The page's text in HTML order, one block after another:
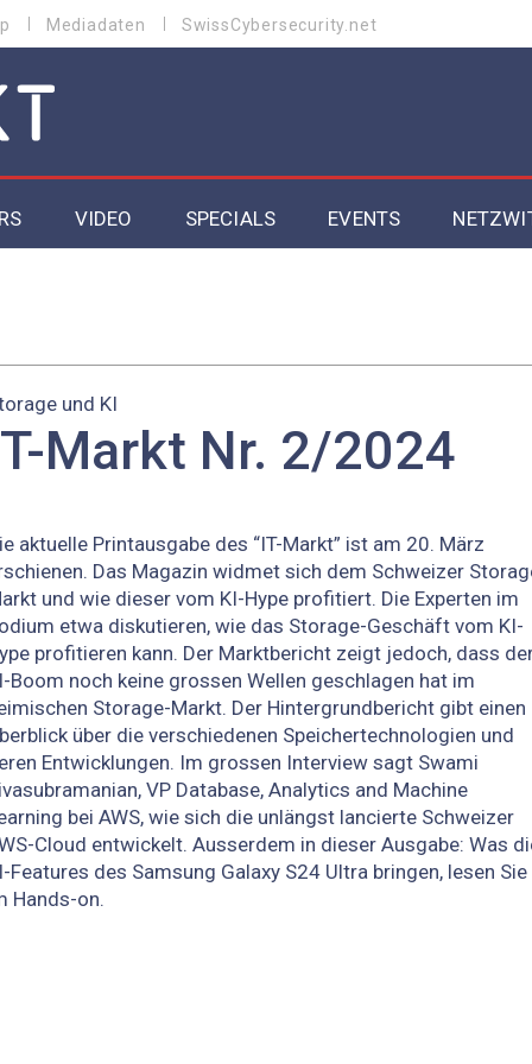
Mediadaten SwissCybersecurity.net
VIDEO SPECIALS
Artificial Intelligence 2025
EVENTS
und KI
Markt Nr. 2/2024
aktuelle Printausgabe des “IT-Markt” ist am 20. März
Das Magazin widmet sich dem Schweizer
und wie dieser vom KI-Hype profitiert. Die Experten im
etwa diskutieren, wie das Storage-Geschäft vom KI-
profitieren kann. Der Marktbericht zeigt jedoch, dass
Boom noch keine grossen Wellen geschlagen hat im
Storage-Markt. Der Hintergrundbericht gibt einen
über die verschiedenen Speichertechnologien und
Entwicklungen. Im grossen Interview sagt Swami
VP Database, Analytics and Machine
bei AWS, wie sich die unlängst lancierte Schweizer
Cloud entwickelt. Ausserdem in dieser Ausgabe: Was
Features des Samsung Galaxy S24 Ultra bringen, lesen Sie
Hands-on.